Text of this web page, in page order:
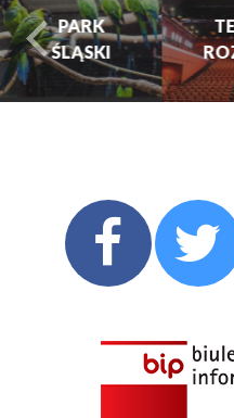
PARK
ŚLĄSKI